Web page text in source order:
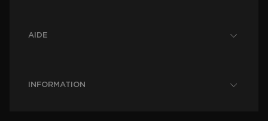
AIDE
INFORMATION